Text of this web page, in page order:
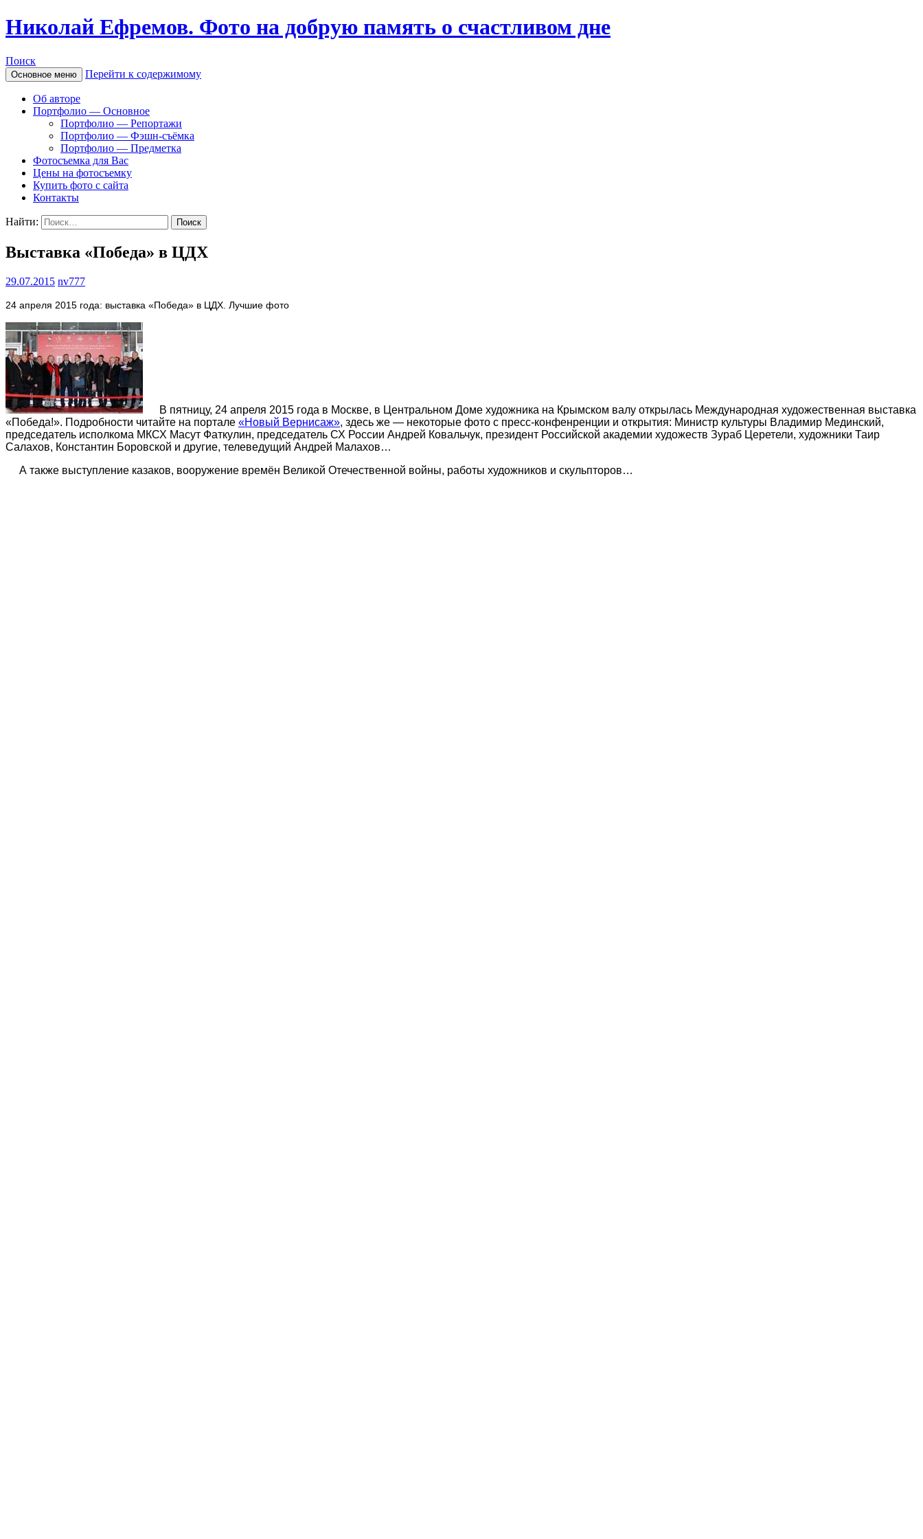
Николай Ефремов. Фото на добрую память о счастливом дне
Поиск
Основное меню Перейти к содержимому
Об авторе
Портфолио — Основное
Портфолио — Репортажи
Портфолио — Фэшн-съёмка
Портфолио — Предметка
Фотосъемка для Вас
Цены на фотосъемку
Купить фото с сайта
Контакты
Найти:
Выставка «Победа» в ЦДХ
29.07.2015 nv777
24 апреля 2015 года: выставка «Победа» в ЦДХ. Лучшие фото
В пятницу, 24 апреля 2015 года в Москве, в Центральном Доме художника на Крымском валу открылась Международная художественная выставка
«Победа!». Подробности читайте на портале «Новый Вернисаж», здесь же — некоторые фото с пресс-конфенренции и открытия: Министр культуры Владимир Мединский,
председатель исполкома МКСХ Масут Фаткулин, председатель СХ России Андрей Ковальчук, президент Российской академии художеств Зураб Церетели, художники Таир
Салахов, Константин Боровской и другие, телеведущий Андрей Малахов…
А также выступление казаков, вооружение времён Великой Отечественной войны, работы художников и скульпторов…